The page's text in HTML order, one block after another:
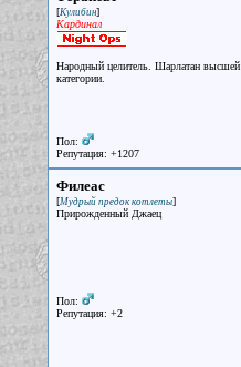
[Кулибин]
Кардинал
Народный целитель. Шарлатан высшей
категории.
Пол:
Репутация: +1207
Филеас
[Мудрый предок котлеты]
Прирожденный Джаец
Пол:
Репутация: +2